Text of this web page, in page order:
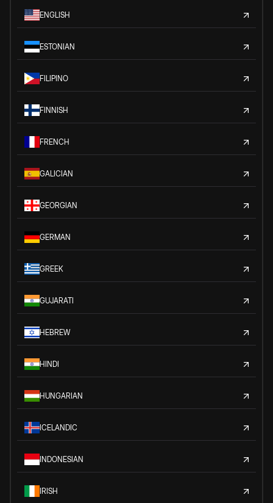
ENGLISH
ESTONIAN
FILIPINO
FINNISH
FRENCH
GALICIAN
GEORGIAN
GERMAN
GREEK
GUJARATI
HEBREW
HINDI
HUNGARIAN
ICELANDIC
INDONESIAN
IRISH